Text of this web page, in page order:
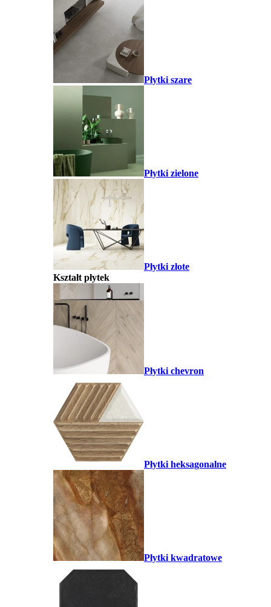
Płytki szare
Płytki zielone
Płytki złote
Kształt płytek
Płytki chevron
Płytki heksagonalne
Płytki kwadratowe